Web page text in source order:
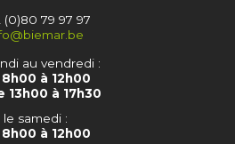
(0)80 79 97 97
au vendredi :
à 12h00
13h00 à 17h30
le samedi :
à 12h00